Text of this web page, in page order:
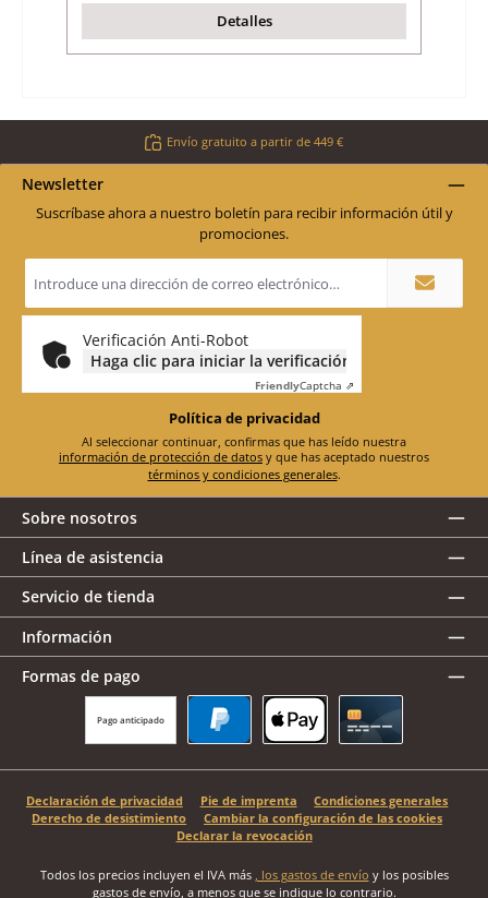
Detalles
Envío gratuito a partir de 449 €
Newsletter
Suscríbase ahora a nuestro boletín para recibir información útil y
promociones.
de
correo
electrónico
Verificación Anti-Robot
Haga clic para iniciar la verificación
FriendlyCaptcha ⇗
Política de privacidad
información de protección de datos
términos y condiciones generales.
Sobre nosotros
Línea de asistencia
Servicio de tienda
Información
Formas de pago
Pago anticipado
Declaración de privacidad Pie de imprenta
Condiciones generales
Derecho de desistimiento
Cambiar la configuración de las cookies
Declarar la revocación
Todos los precios incluyen el IVA más , los gastos de envío y los posibles
gastos de envío, a menos que se indique lo contrario.